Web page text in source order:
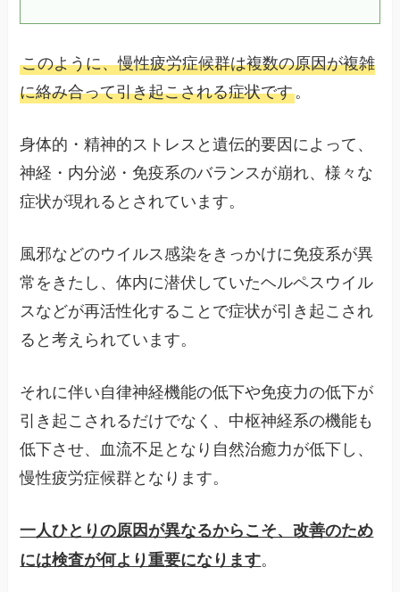
このように、慢性疲労症候群は複数の原因が複雑
に絡み合って引き起こされる症状です。
身体的・精神的ストレスと遺伝的要因によって、
神経・内分泌・免疫系のバランスが崩れ、様々な
症状が現れるとされています。
風邪などのウイルス感染をきっかけに免疫系が異
常をきたし、体内に潜伏していたヘルペスウイル
スなどが再活性化することで症状が引き起こされ
ると考えられています。
それに伴い自律神経機能の低下や免疫力の低下が
引き起こされるだけでなく、中枢神経系の機能も
低下させ、血流不足となり自然治癒力が低下し、
慢性疲労症候群となります。
一人ひとりの原因が異なるからこそ、改善のため
には検査が何より重要になります。